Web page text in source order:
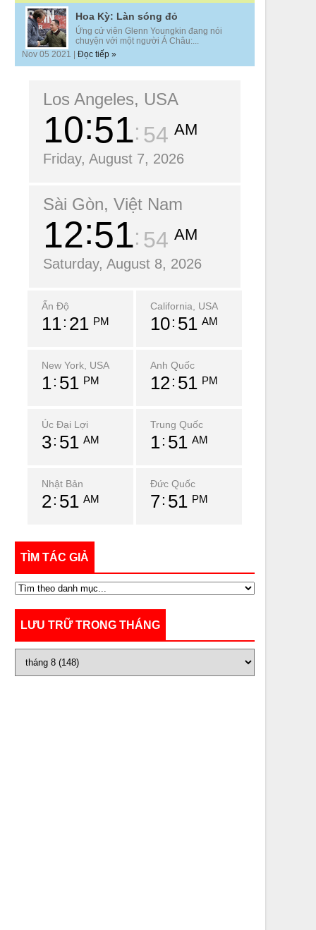
Hoa Kỳ: Làn sóng đỏ
Ứng cử viên Glenn Youngkin đang nói
chuyện với một người Á Châu:...
Nov 05 2021 | Đọc tiếp »
Los Angeles, USA
10 51 55 AM
Friday, August 7, 2026
Sài Gòn, Việt Nam
12 51 55 AM
Saturday, August 8, 2026
Ấn Độ
11 21 PM
California, USA
10 51 AM
New York, USA
1 51 PM
Anh Quốc
12 51 PM
Úc Đại Lợi
3 51 AM
Trung Quốc
1 51 AM
Nhật Bản
2 51 AM
Đức Quốc
7 51 PM
TÌM TÁC GIẢ
LƯU TRỮ TRONG THÁNG